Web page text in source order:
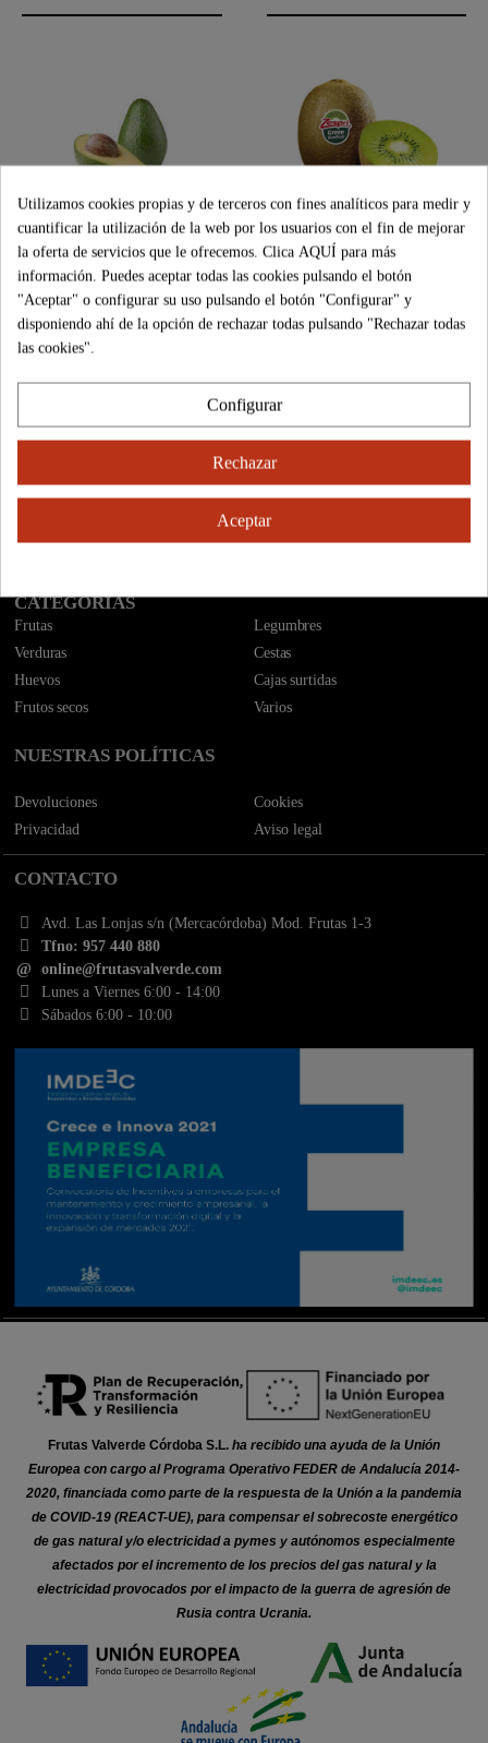
Añadir
AGUACATE HASS GRANEL
3,99 €
KIWI ZESPRI GREEN
4,75 €
INFORMACIÓN
¿Cómo comprar?
Formas de pago
Contáctenos
CATEGORÍAS
Frutas
Verduras
Huevos
Frutos secos
Legumbres
Cestas
Cajas surtidas
Varios
NUESTRAS POLÍTICAS
Devoluciones
Privacidad
Cookies
Aviso legal
CONTACTO
Avd. Las Lonjas s/n (Mercacórdoba) Mod. Frutas 1-3
Tfno: 957 440 880
online@frutasvalverde.com
Lunes a Viernes 6:00 - 14:00
Sábados 6:00 - 10:00
Frutas Valverde Córdoba S.L. ha recibido una ayuda de la Unión
Europea con cargo al Programa Operativo FEDER de Andalucía 2014-
2020, financiada como parte de la respuesta de la Unión a la pandemia
de COVID-19 (REACT-UE), para compensar el sobrecoste energético
de gas natural y/o electricidad a pymes y autónomos especialmente
afectados por el incremento de los precios del gas natural y la
electricidad provocados por el impacto de la guerra de agresión de
Rusia contra Ucrania.
Utilizamos cookies propias y de terceros con fines analíticos para medir y
cuantificar la utilización de la web por los usuarios con el fin de mejorar
la oferta de servicios que le ofrecemos. Clica AQUÍ para más
información. Puedes aceptar todas las cookies pulsando el botón
"Aceptar" o configurar su uso pulsando el botón "Configurar" y
disponiendo ahí de la opción de rechazar todas pulsando "Rechazar todas
las cookies".
Configurar
Rechazar
Aceptar